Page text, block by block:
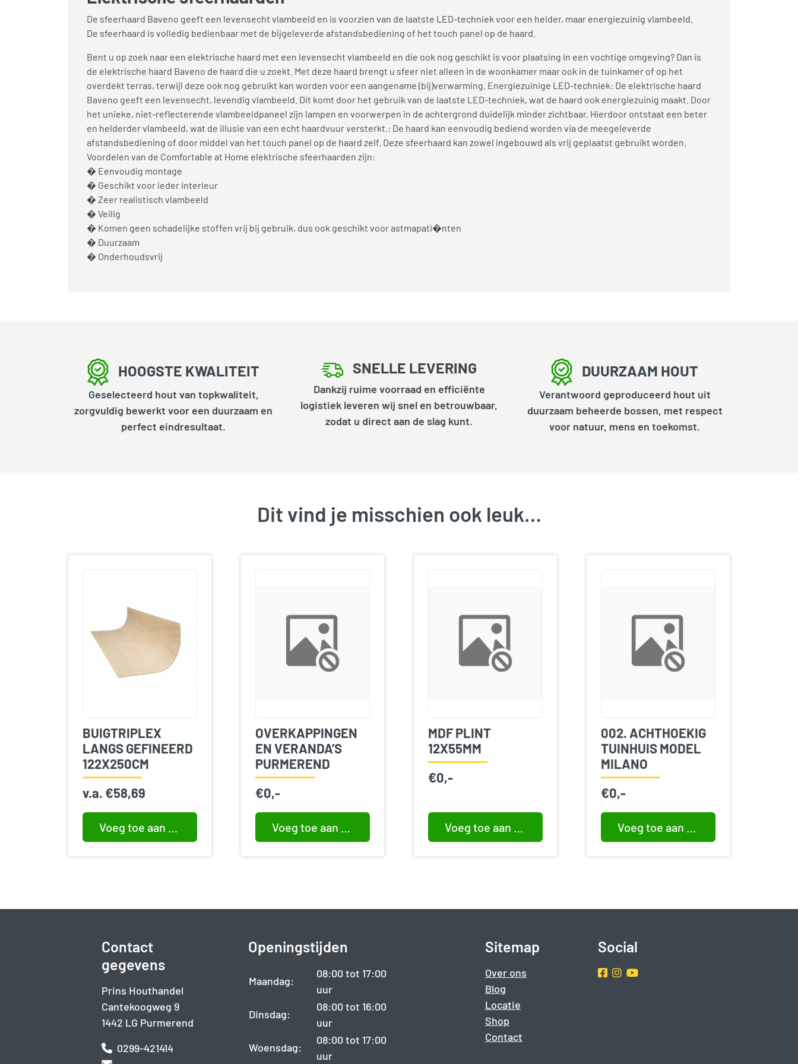
De sfeerhaard Baveno geeft een levensecht vlambeeld en is voorzien van de laatste LED-techniek voor een helder, maar energiezuinig vlambeeld.
De sfeerhaard is volledig bedienbaar met de bijgeleverde afstandsbediening of het touch panel op de haard.
Bent u op zoek naar een elektrische haard met een levensecht vlambeeld en die ook nog geschikt is voor plaatsing in een vochtige omgeving? Dan is
de elektrische haard Baveno de haard die u zoekt. Met deze haard brengt u sfeer niet alleen in de woonkamer maar ook in de tuinkamer of op het
overdekt terras, terwijl deze ook nog gebruikt kan worden voor een aangename (bij)verwarming. Energiezuinige LED-techniek: De elektrische haard
Baveno geeft een levensecht, levendig vlambeeld. Dit komt door het gebruik van de laatste LED-techniek, wat de haard ook energiezuinig maakt. Door
het unieke, niet-reflecterende vlambeeldpaneel zijn lampen en voorwerpen in de achtergrond duidelijk minder zichtbaar. Hierdoor ontstaat een beter
en helderder vlambeeld, wat de illusie van een echt haardvuur versterkt.: De haard kan eenvoudig bediend worden via de meegeleverde
afstandsbediening of door middel van het touch panel op de haard zelf. Deze sfeerhaard kan zowel ingebouwd als vrij geplaatst gebruikt worden.
Voordelen van de Comfortable at Home elektrische sfeerhaarden zijn:
� Eenvoudig montage
� Geschikt voor ieder interieur
� Zeer realistisch vlambeeld
� Veilig
� Komen geen schadelijke stoffen vrij bij gebruik, dus ook geschikt voor astmapati�nten
� Duurzaam
� Onderhoudsvrij
HOOGSTE KWALITEIT
Geselecteerd hout van topkwaliteit,
zorgvuldig bewerkt voor een duurzaam en
perfect eindresultaat.
SNELLE LEVERING
Dankzij ruime voorraad en efficiënte
logistiek leveren wij snel en betrouwbaar,
zodat u direct aan de slag kunt.
DUURZAAM HOUT
Verantwoord geproduceerd hout uit
duurzaam beheerde bossen, met respect
voor natuur, mens en toekomst.
Dit vind je misschien ook leuk…
BUIGTRIPLEX
LANGS GEFINEERD
122X250CM
v.a. €58,69
Voeg toe aan winkelwagen
OVERKAPPINGEN
EN VERANDA’S
PURMEREND
€0,-
Voeg toe aan winkelwagen
MDF PLINT
12X55MM
€0,-
Voeg toe aan winkelwagen
002. ACHTHOEKIG
TUINHUIS MODEL
MILANO
€0,-
Voeg toe aan winkelwagen
Contact
gegevens
Prins Houthandel
Cantekoogweg 9
1442 LG Purmerend
0299-421414
Openingstijden
Maandag:
08:00 tot 17:00
uur
Dinsdag:
08:00 tot 16:00
uur
Woensdag:
08:00 tot 17:00
uur
Sitemap
Over ons
Blog
Locatie
Shop
Contact
Social
Facebook
Instragram
Youtube